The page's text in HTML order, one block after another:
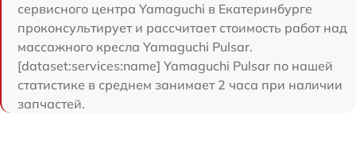
сервисного центра Yamaguchi в Екатеринбурге
проконсультирует и рассчитает стоимость работ над
массажного кресла Yamaguchi Pulsar.
[dataset:services:name] Yamaguchi Pulsar по нашей
статистике в среднем занимает 2 часа при наличии
запчастей.